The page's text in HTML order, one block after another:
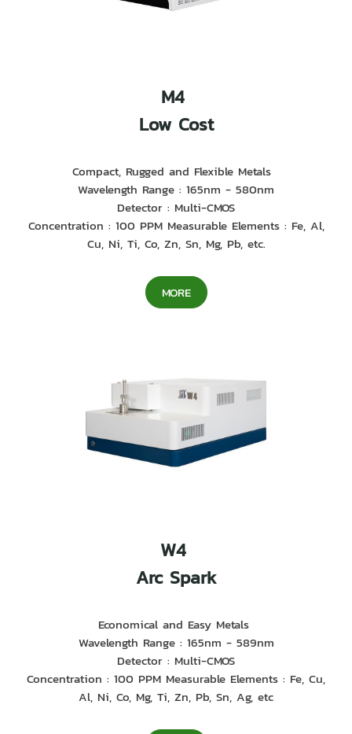
M4
Low Cost
Compact, Rugged and Flexible Metals
Wavelength Range : 165nm - 580nm
Detector : Multi-CMOS
Concentration : 100 PPM Measurable Elements : Fe, Al,
Cu, Ni, Ti, Co, Zn, Sn, Mg, Pb, etc.
MORE
W4
Arc Spark
Economical and Easy Metals
Wavelength Range : 165nm - 589nm
Detector : Multi-CMOS
Concentration : 100 PPM Measurable Elements : Fe, Cu,
Al, Ni, Co, Mg, Ti, Zn, Pb, Sn, Ag, etc